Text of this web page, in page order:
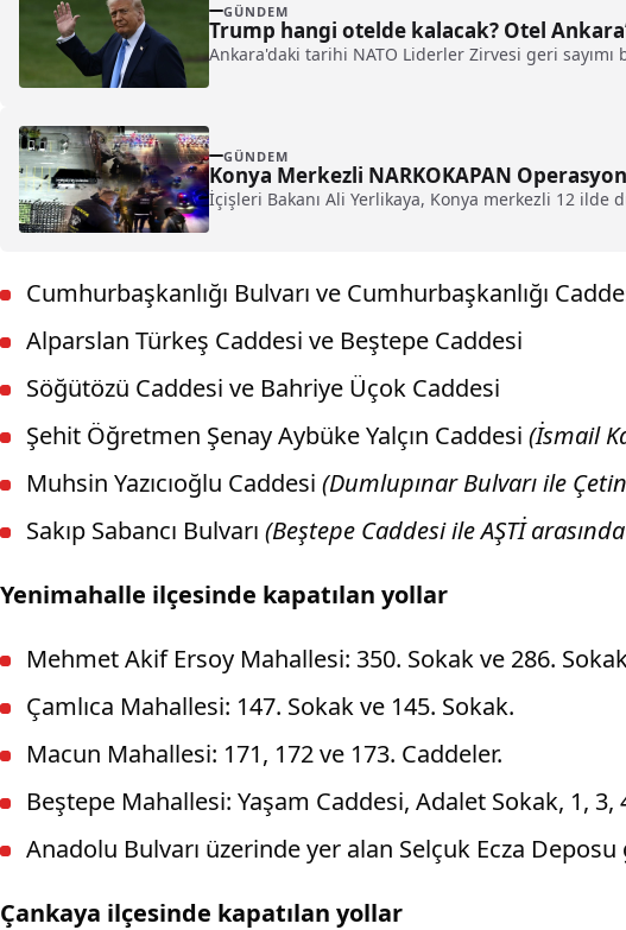
GÜNDEM
Trump hangi otelde kalacak? Otel
Ankara'daki tarihi NATO Liderler Zirvesi geri
GÜNDEM
Konya Merkezli NARKOKAPAN
İçişleri Bakanı Ali Yerlikaya, Konya merkezli 12 ilde
Cumhurbaşkanlığı Bulvarı ve Cumhurbaşkanlığı
Alparslan Türkeş Caddesi ve Beştepe Caddesi
Söğütözü Caddesi ve Bahriye Üçok Caddesi
Şehit Öğretmen Şenay Aybüke Yalçın Caddesi (İsmail
Muhsin Yazıcıoğlu Caddesi (Dumlupınar Bulvarı ile
Sakıp Sabancı Bulvarı (Beştepe Caddesi ile AŞTİ
Yenimahalle ilçesinde kapatılan yollar
Mehmet Akif Ersoy Mahallesi: 350. Sokak ve 286.
Çamlıca Mahallesi: 147. Sokak ve 145. Sokak.
Macun Mahallesi: 171, 172 ve 173. Caddeler.
Beştepe Mahallesi: Yaşam Caddesi, Adalet Sokak, 1, 3,
Anadolu Bulvarı üzerinde yer alan Selçuk Ecza Deposu
Çankaya ilçesinde kapatılan yollar